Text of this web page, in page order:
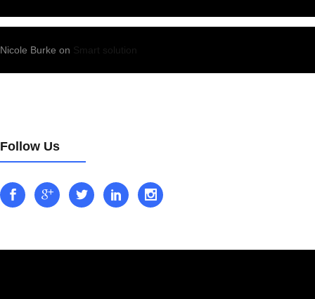
Nicole Burke on Smart solution
Follow Us